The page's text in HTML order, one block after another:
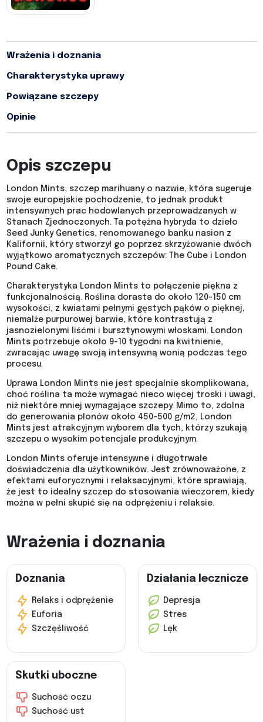
Wrażenia i doznania
Charakterystyka uprawy
Powiązane szczepy
Opinie
Opis szczepu
London Mints, szczep marihuany o nazwie, która sugeruje
swoje europejskie pochodzenie, to jednak produkt
intensywnych prac hodowlanych przeprowadzanych w
Stanach Zjednoczonych. Ta potężna hybryda to dzieło
Seed Junky Genetics, renomowanego banku nasion z
Kalifornii, który stworzył go poprzez skrzyżowanie dwóch
wyjątkowo aromatycznych szczepów: The Cube i London
Pound Cake.
Charakterystyka London Mints to połączenie piękna z
funkcjonalnością. Roślina dorasta do około 120-150 cm
wysokości, z kwiatami pełnymi gęstych pąków o pięknej,
niemalże purpurowej barwie, które kontrastują z
jasnozielonymi liśćmi i bursztynowymi włoskami. London
Mints potrzebuje około 9-10 tygodni na kwitnienie,
zwracając uwagę swoją intensywną wonią podczas tego
procesu.
Uprawa London Mints nie jest specjalnie skomplikowana,
choć roślina ta może wymagać nieco więcej troski i uwagi,
niż niektóre mniej wymagające szczepy. Mimo to, zdolna
do generowania plonów około 450-500 g/m2, London
Mints jest atrakcyjnym wyborem dla tych, którzy szukają
szczepu o wysokim potencjale produkcyjnym.
London Mints oferuje intensywne i długotrwałe
doświadczenia dla użytkowników. Jest zrównoważone, z
efektami euforycznymi i relaksacyjnymi, które sprawiają,
że jest to idealny szczep do stosowania wieczorem, kiedy
można w pełni skupić się na odprężeniu i relaksie.
Wrażenia i doznania
Doznania
Relaks i odprężenie
Euforia
Szczęśliwość
Działania lecznicze
Depresja
Stres
Lęk
Skutki uboczne
Suchość oczu
Suchość ust